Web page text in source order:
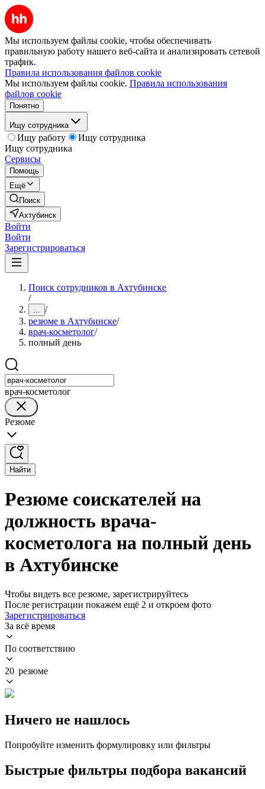
Мы используем файлы cookie, чтобы обеспечивать
правильную работу нашего веб-сайта и анализировать сетевой
трафик.
Правила использования файлов cookie
Мы используем файлы cookie. Правила использования
файлов cookie
Понятно
Ищу сотрудника
Ищу работу
Ищу сотрудника
Ищу сотрудника
Сервисы
Помощь
Ещё
Поиск
Ахтубинск
Войти
Войти
Зарегистрироваться
Поиск сотрудников в Ахтубинске
/
... /
резюме в Ахтубинске/
врач-косметолог/
полный день
врач-косметолог
Резюме
Найти
Резюме соискателей на
должность врача-
косметолога на полный день
в Ахтубинске
Чтобы видеть все резюме, зарегистрируйтесь
После регистрации покажем ещё 2 и откроем фото
Зарегистрироваться
За всё время
По соответствию
20 резюме
Ничего не нашлось
Попробуйте изменить формулировку или фильтры
Быстрые фильтры подбора вакансий